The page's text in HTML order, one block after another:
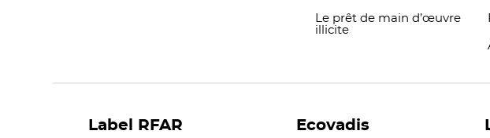
Le prêt de main d’œuvre
illicite
Label RFAR Ecovadis